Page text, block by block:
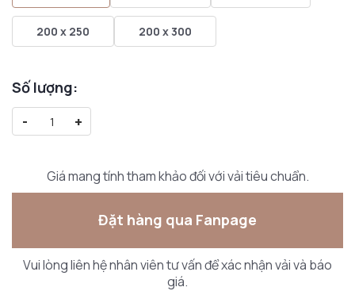
200 x 250 200 x 300
Số lượng:
-
+
Giá mang tính tham khảo đối với vải tiêu chuẩn.
Đặt hàng qua Fanpage
Vui lòng liên hệ nhân viên tư vấn để xác nhận vải và báo
giá.